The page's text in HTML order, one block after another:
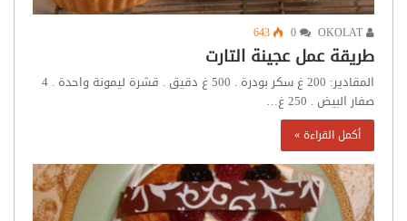
643
طريقة عمل عجينة التارت
المقادير: 200 غ سكر بودرة . 500 غ دقيق . قشرة ليمونة واحدة . 4
صفار البيض . 250 غ…
أكمل القراءة »